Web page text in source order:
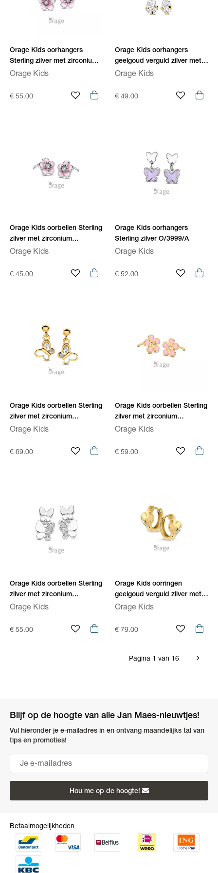
Orage Kids oorhangers
Sterling zilver met zirconium
O/6593/A
Orage Kids
€ 55.00
Orage Kids oorhangers
geelgoud verguld zilver met
zirconium O/6906
Orage Kids
€ 49.00
Orage Kids oorbellen Sterling
zilver met zirconium
O/6592/A
Orage Kids
€ 45.00
Orage Kids oorhangers
Sterling zilver O/3999/A
Orage Kids
€ 52.00
Orage Kids oorbellen Sterling
zilver met zirconium
O/2992/A
Orage Kids
€ 69.00
Orage Kids oorbellen Sterling
zilver met zirconium
O/2989/A
Orage Kids
€ 59.00
Orage Kids oorbellen Sterling
zilver met zirconium
O/6725/A
Orage Kids
€ 55.00
Orage Kids oorringen
geelgoud verguld zilver met
zirconium O/6722/A
Orage Kids
€ 79.00
Pagina 1 van 16
Blijf op de hoogte van alle Jan Maes-nieuwtjes!
Vul hieronder je e-mailadres in en ontvang maandelijks tal van
tips en promoties!
Hou me op de hoogte!
Betaalmogelijkheden